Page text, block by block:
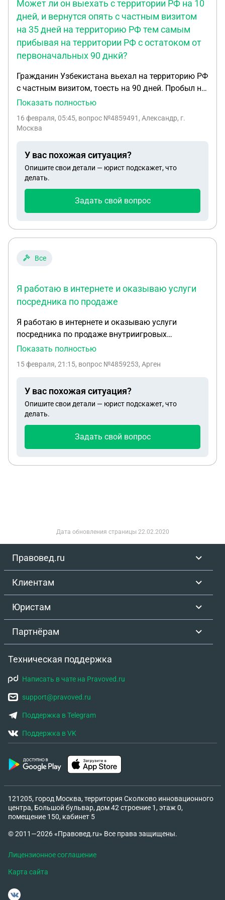
Может ли он выехать с территории РФ на 10
дней, и вернутся опять с частным визитом
на 35 дней на территорию РФ тем самым
прибывая на территории РФ с остатоком от
первоначальных 90 днкй?
Гражданин Узбекистана вьехал на территорию РФ
с частным визитом, тоесть на 90 дней. Пробыл на
территории рф 55 дней. Может ли он выехать с
частным визитом на 35 дней на территорию РФ
Показать полностью
16 февраля, 05:45, вопрос №4859491, Александр, г.
Москва
У вас похожая ситуация?
Опишите свои детали — юрист подскажет, что
делать.
Задать свой вопрос
Все
Я работаю в интернете и оказываю услуги
посредника по продаже
Я работаю в интернете и оказываю услуги
посредника по продаже внутриигровых
предметов. Я выступаю продавцом и беру
приобретает у меня товар за 800 сомов, а я
750 сомов, оплачивая его со своих личных
банковских карт. Работаю через сайт FunPay:
средства от продаж поступают на баланс сайта,
карты. Моя чистая прибыль составляет примерно
работы общий оборот может превышать 1
подходит ли мне патент? Если да, то какой вид
налог будет рассчитываться с общего оборота, и
может превышать фактическую прибыль. Также
группы и не имею возможности заниматься
патент я не нашёл подходящего вида
деятельности. Буду благодарен за консультацию
и разъяснение, какой вариант налогообложения
ситуации.
Показать полностью
15 февраля, 21:15, вопрос №4859253, Арген
У вас похожая ситуация?
Опишите свои детали — юрист подскажет, что
делать.
Задать свой вопрос
Дата обновления страницы 22.02.2020
Правовед.ru
Клиентам
Юристам
Партнёрам
Техническая поддержка
Написать в чате на Pravoved.ru
support@pravoved.ru
Поддержка в Telegram
Поддержка в VK
121205, город Москва, территория Сколково инновационного
центра, Большой бульвар, дом 42 строение 1, этаж 0,
помещение 150, кабинет 5
© 2011—2026 «Правовед.ru» Все права защищены.
Лицензионное соглашение
Карта сайта